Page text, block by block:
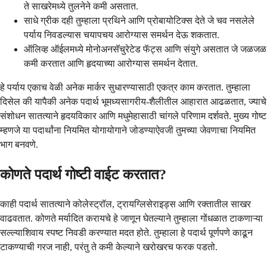
ते साखरेमध्ये तुलनेने कमी असतात.
साधे ग्रीक दही तुम्हाला प्रथिने आणि प्रोबायोटिक्स देते जे चव नसलेले
पर्याय निवडल्यास चयापचय आरोग्यास समर्थन देऊ शकतात.
ऑलिव्ह ऑईलमध्ये मोनोअनसॅचुरेटेड फॅट्स आणि संयुगे असतात जे जळजळ
कमी करतात आणि हृदयाच्या आरोग्यास समर्थन देतात.
हे पर्याय एकाच वेळी अनेक मार्कर सुधारण्यासाठी एकत्र काम करतात. तुम्हाला
दिसेल की यापैकी अनेक पदार्थ भूमध्यसागरीय-शैलीतील आहारात आढळतात, ज्याचे
संशोधन सातत्याने हृदयविकार आणि मधुमेहासाठी चांगले परिणाम दर्शवते. मुख्य गोष्ट
म्हणजे या पदार्थांना नियमित योगायोगाने जोडण्याऐवजी तुमच्या जेवणाचा नियमित
भाग बनवणे.
कोणते पदार्थ गोष्टी वाईट करतात?
काही पदार्थ सातत्याने कोलेस्ट्रॉल, ट्रायग्लिसेराइड्स आणि रक्तातील साखर
वाढवतात. कोणते मर्यादित करायचे हे जाणून घेतल्याने तुम्हाला गोंधळात टाकणाऱ्या
सल्ल्याशिवाय स्पष्ट निवडी करण्यात मदत होते. तुम्हाला हे पदार्थ पूर्णपणे काढून
टाकण्याची गरज नाही, परंतु ते कमी केल्याने खरोखरच फरक पडतो.